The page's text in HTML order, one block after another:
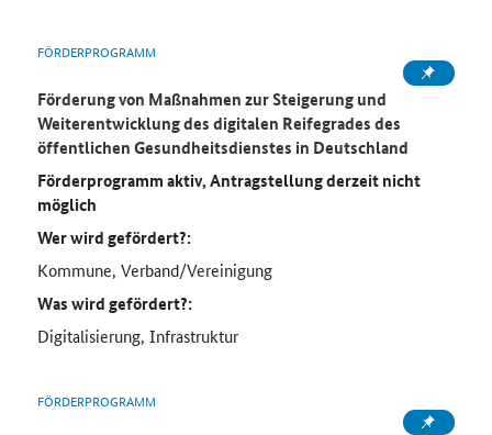
FÖRDERPROGRAMM
Förderung von Maßnahmen zur Steigerung und
Weiterentwicklung des digitalen Reifegrades des
öffentlichen Gesundheitsdienstes in Deutschland
Förderprogramm aktiv, Antragstellung derzeit nicht
möglich
Wer wird gefördert?:
Kommune, Verband/Vereinigung
Was wird gefördert?:
Digitalisierung, Infrastruktur
FÖRDERPROGRAMM